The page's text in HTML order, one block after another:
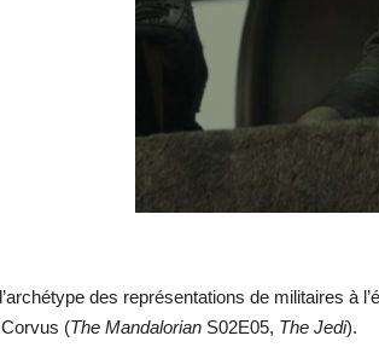
des représentations de militaires à
(The Mandalorian S02E05, The Jedi).